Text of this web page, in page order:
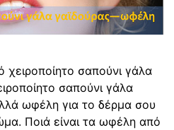
σαπούνι γάλα
σαπούνι γάλα
ωφέλη για το δέρμα σου
Ποιά είναι τα ωφέλη από